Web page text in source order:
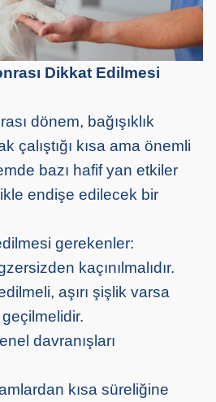
Dikkat Edilmesi
dönem, bağışıklık
çalıştığı kısa ama önemli
bazı hafif yan etkiler
endişe edilecek bir
gerekenler:
kaçınılmalıdır.
aşırı şişlik varsa
davranışları
kısa süreliğine